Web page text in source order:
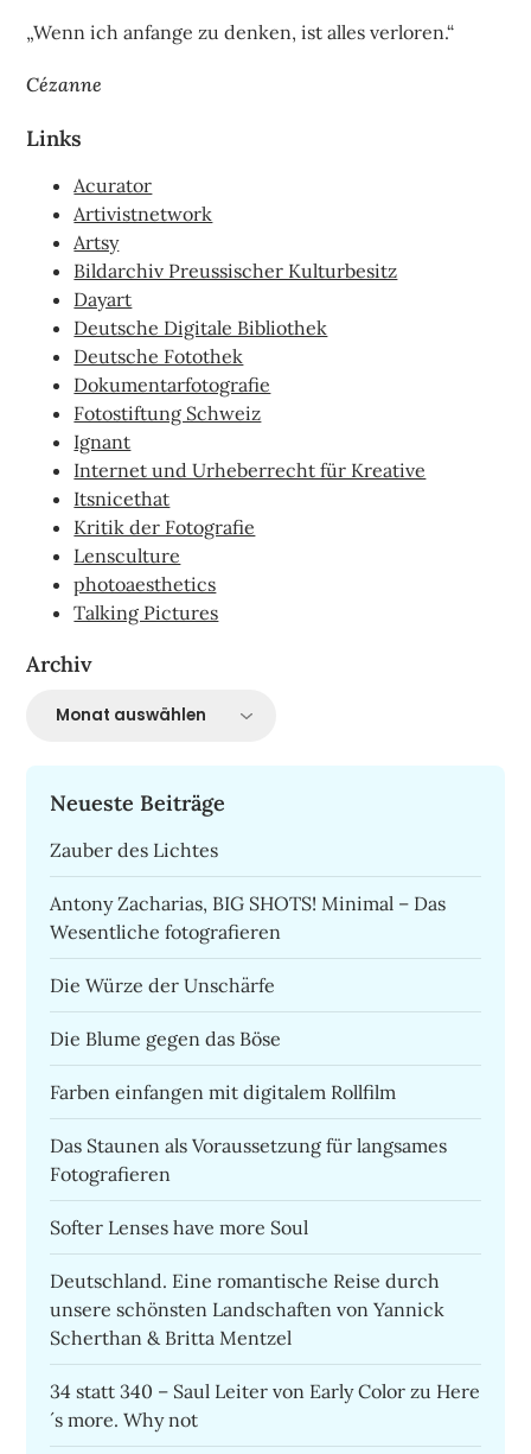
„Wenn ich anfange zu denken, ist alles verloren.“
Cézanne
Links
Acurator
Artivistnetwork
Artsy
Bildarchiv Preussischer Kulturbesitz
Dayart
Deutsche Digitale Bibliothek
Deutsche Fotothek
Dokumentarfotografie
Fotostiftung Schweiz
Ignant
Internet und Urheberrecht für Kreative
Itsnicethat
Kritik der Fotografie
Lensculture
photoaesthetics
Talking Pictures
Archiv
Neueste Beiträge
Zauber des Lichtes
Antony Zacharias, BIG SHOTS! Minimal – Das
Wesentliche fotografieren
Die Würze der Unschärfe
Die Blume gegen das Böse
Farben einfangen mit digitalem Rollfilm
Das Staunen als Voraussetzung für langsames
Fotografieren
Softer Lenses have more Soul
Deutschland. Eine romantische Reise durch
unsere schönsten Landschaften von Yannick
Scherthan & Britta Mentzel
34 statt 340 – Saul Leiter von Early Color zu Here
´s more. Why not